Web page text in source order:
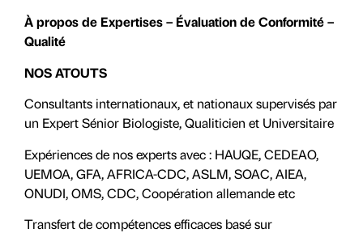
À propos de Expertises – Évaluation de Conformité –
Qualité
NOS ATOUTS
Consultants internationaux, et nationaux supervisés par
un Expert Sénior Biologiste, Qualiticien et Universitaire
Expériences de nos experts avec : HAUQE, CEDEAO,
UEMOA, GFA, AFRICA-CDC, ASLM, SOAC, AIEA,
ONUDI, OMS, CDC, Coopération allemande etc
Transfert de compétences efficaces basé sur